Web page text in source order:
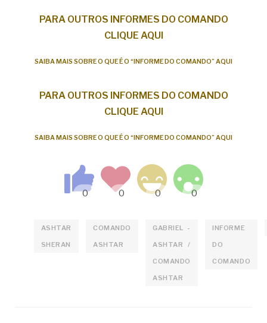
PARA OUTROS INFORMES DO COMANDO
CLIQUE AQUI
SAIBA MAIS SOBRE O QUE É O “INFORME DO COMANDO” AQUI
PARA OUTROS INFORMES DO COMANDO
CLIQUE AQUI
SAIBA MAIS SOBRE O QUE É O “INFORME DO COMANDO” AQUI
ASHTAR
SHERAN
COMANDO
ASHTAR
GABRIEL -
ASHTAR /
COMANDO
ASHTAR
INFORME
DO
COMANDO